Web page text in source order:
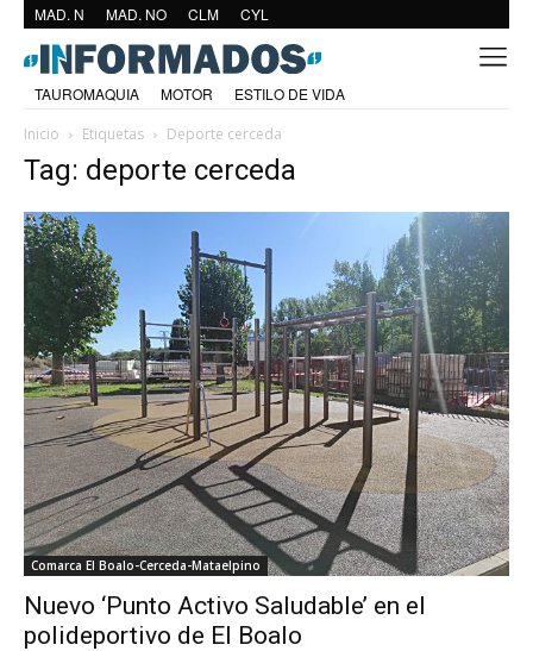
MAD. N MAD. NO CLM CYL
TAUROMAQUIA MOTOR
ESTILO DE VIDA
Inicio
Etiquetas Deporte cerceda
Tag: deporte cerceda
Comarca El Boalo-Cerceda-Mataelpino
Nuevo ‘Punto Activo Saludable’ en el
polideportivo de El Boalo